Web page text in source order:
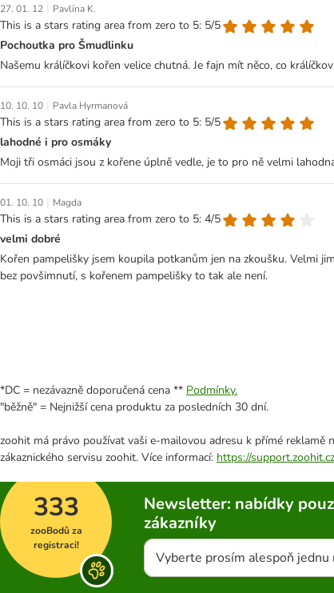
27. 01. 12 | Pavlína K.
This is a stars rating area from zero to 5: 5/5
Pochoutka pro Šmudlinku
Našemu králíčkovi kořen velice chutná. Je fajn mít něco, co
10. 10. 10 | Pavla Hyrmanová
This is a stars rating area from zero to 5: 5/5
lahodné i pro osmáky
Moji tři osmáci jsou z kořene úplně vedle, je to pro ně velmi
01. 10. 10 | Magda
This is a stars rating area from zero to 5: 4/5
velmi dobré
Kořen pampelišky jsem koupila potkanům jen na zkoušku. Velmi
bez povšimnutí, s kořenem pampelišky to tak ale není.
*DC = nezávazně doporučená cena ** Podmínky.
"běžně" = Nejnižší cena produktu za posledních 30 dní.
zoohit má právo používat vaši e-mailovou adresu k přímé
zákaznického servisu zoohit. Více informací: https://
333
zooBodů za
registraci!
Newsletter: nabídky
zákazníky
Vyberte prosím alespoň jednu